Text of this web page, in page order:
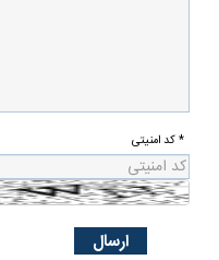
* کد امنیتی